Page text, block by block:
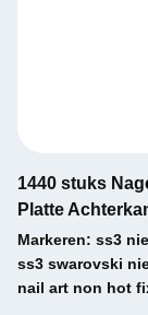
1440 stuks
Platte
Markeren: ss3
ss3 swarovski
nail art non hot